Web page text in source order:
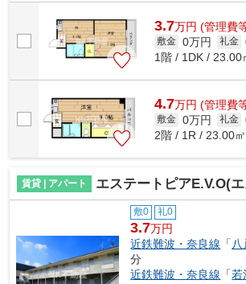
3.7万円 (管理費
敷金 0万円 礼金
1階 / 1DK / 23.00
4.7万円 (管理費
敷金 0万円 礼金
2階 / 1R / 23.00㎡
賃貸 | アパート エステートピアE.V.O(エステートピアイーブイオー
敷0 礼0
3.7万円
近鉄難波・奈良線 「 八
分
近鉄難波・奈良線 「若